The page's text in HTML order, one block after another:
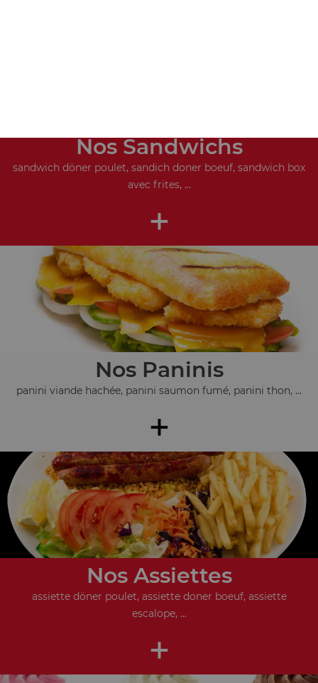
Nos Sandwichs
sandwich döner poulet, sandich doner boeuf, sandwich box
avec frites, ...
+
Nos Paninis
panini viande hachée, panini saumon fumé, panini thon, ...
+
Nos Assiettes
assiette döner poulet, assiette doner boeuf, assiette
escalope, ...
+